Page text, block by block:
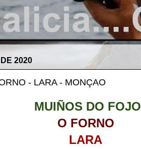
2020
- LARA - MONÇAO
MUIÑOS DO FOJO
O FORNO
LARA